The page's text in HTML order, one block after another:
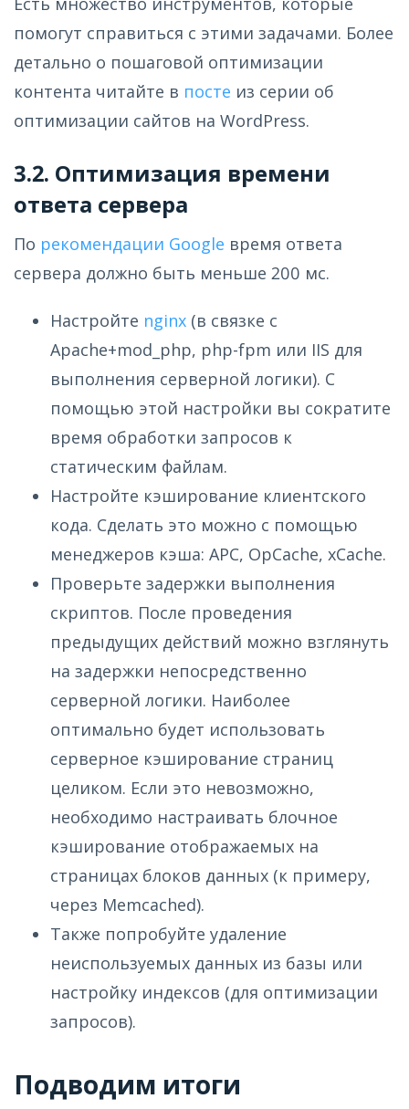
помогут справиться с этими задачами. Более
детально о пошаговой оптимизации
контента читайте в посте из серии об
оптимизации сайтов на WordPress.
3.2. Оптимизация времени
ответа сервера
По рекомендации Google время ответа
сервера должно быть меньше 200 мс.
Настройте nginx (в связке с
Apache+mod_php, php-fpm или IIS для
выполнения серверной логики). С
помощью этой настройки вы сократите
время обработки запросов к
статическим файлам.
Настройте кэширование клиентского
кода. Сделать это можно с помощью
менеджеров кэша: APC, OpCache, xCache.
Проверьте задержки выполнения
скриптов. После проведения
предыдущих действий можно взглянуть
на задержки непосредственно
серверной логики. Наиболее
оптимально будет использовать
серверное кэширование страниц
целиком. Если это невозможно,
необходимо настраивать блочное
кэширование отображаемых на
страницах блоков данных (к примеру,
через Memcached).
Также попробуйте удаление
неиспользуемых данных из базы или
настройку индексов (для оптимизации
запросов).
Подводим итоги